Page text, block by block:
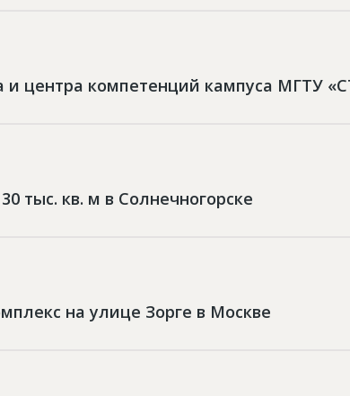
и центра компетенций кампуса МГТУ
тыс. кв. м в Солнечногорске
на улице Зорге в Москве